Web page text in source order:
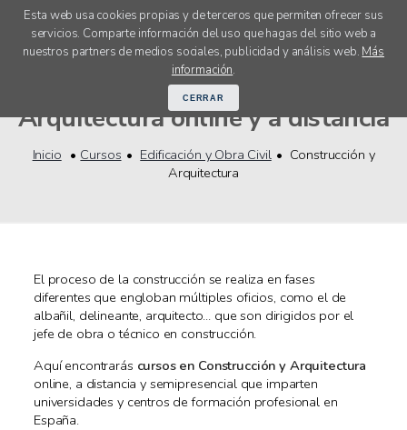
Esta web usa cookies propias y de terceros que permiten ofrecer sus
servicios. Comparte información del uso que hagas del sitio web a
nuestros partners de medios sociales, publicidad y análisis web. Más
información.
CERRAR
menú
Cursos Construcción y
Arquitectura online y a distancia
Inicio Cursos Edificación y Obra Civil
Construcción y
Arquitectura
El proceso de la construcción se realiza en fases
diferentes que engloban múltiples oficios, como el de
albañil, delineante, arquitecto... que son dirigidos por el
jefe de obra o técnico en construcción.
Aquí encontrarás cursos en Construcción y Arquitectura
online, a distancia y semipresencial que imparten
universidades y centros de formación profesional en
España.